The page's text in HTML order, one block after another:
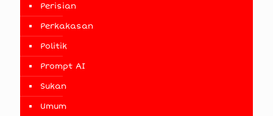
Perisian
Perkakasan
Politik
Prompt AI
Sukan
Umum